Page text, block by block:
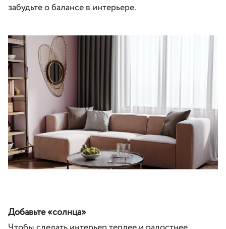
забудьте о балансе в интерьере.
Добавьте «солнца»